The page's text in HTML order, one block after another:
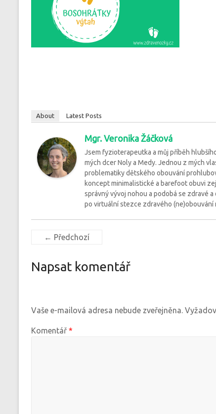
About Latest Posts
Mgr. Veronika Žáčková
Jsem fyzioterapeutka a můj příběh
mých dcer Noly a Medy. Jednou z mých
problematiky dětského obouvání
koncept minimalistické a barefoot obuvi
správný vývoj nohou a podobá se zdravé
po virtuální stezce zdravého (ne)obouvání
← Předchozí
Napsat komentář
Vaše e-mailová adresa nebude zveřejněna.
Komentář *